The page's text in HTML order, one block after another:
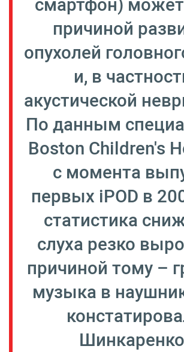
причиной
опухолей
и, в
акустической
По данным
Boston Children's
с момента
первых iPOD в
статистика
слуха резко
причиной тому –
музыка в